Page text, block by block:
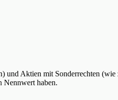
Aktien mit Sonderrechten
Nennwert haben.